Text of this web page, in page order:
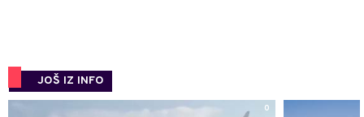
JOŠ IZ INFO
0